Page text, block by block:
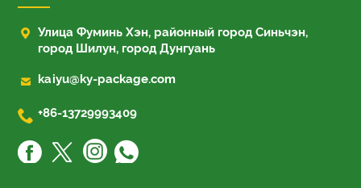
 Улица Фуминь Хэн, районный город Синьчэн,
город Шилун, город Дунгуань
 kaiyu@ky-package.com
 +86-13729993409